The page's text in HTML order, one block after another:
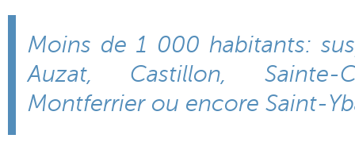
Moins de 1 000 habitants:
Auzat, Castillon, Sainte-
Montferrier ou encore Saint-